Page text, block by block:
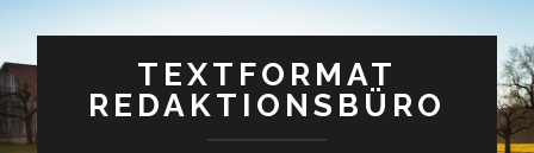
TEXTFORMAT
REDAKTIONSBÜRO